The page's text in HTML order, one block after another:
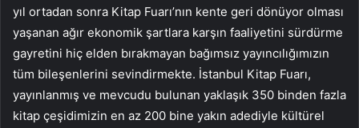
yıl ortadan sonra Kitap Fuarı’nın kente geri dönüyor olması
yaşanan ağır ekonomik şartlara karşın faaliyetini sürdürme
gayretini hiç elden bırakmayan bağımsız yayıncılığımızın
tüm bileşenlerini sevindirmekte. İstanbul Kitap Fuarı,
yayınlanmış ve mevcudu bulunan yaklaşık 350 binden fazla
kitap çeşidimizin en az 200 bine yakın adediyle kültürel